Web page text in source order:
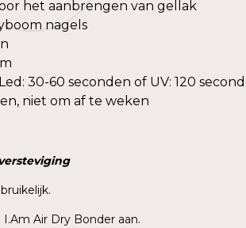
het aanbrengen van gellak
nagels
30-60 seconden of UV: 120
niet om af te weken
Air Dry Bonder aan.